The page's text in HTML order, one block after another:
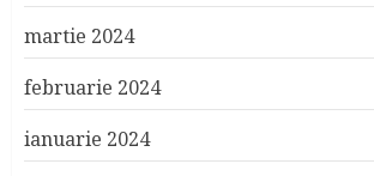
martie 2024
februarie 2024
ianuarie 2024